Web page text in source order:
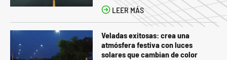
LEER MÁS
Veladas exitosas: crea una
atmósfera festiva con luces
solares que cambian de color